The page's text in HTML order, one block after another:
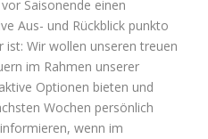
Saisonende einen
Aus- und Rückblick punkto
ist: Wir wollen unseren treuen
im Rahmen unserer
Optionen bieten und
Wochen persönlich
wenn im